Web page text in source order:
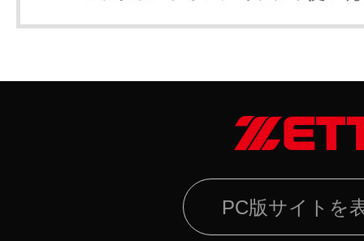
PC版サイトを